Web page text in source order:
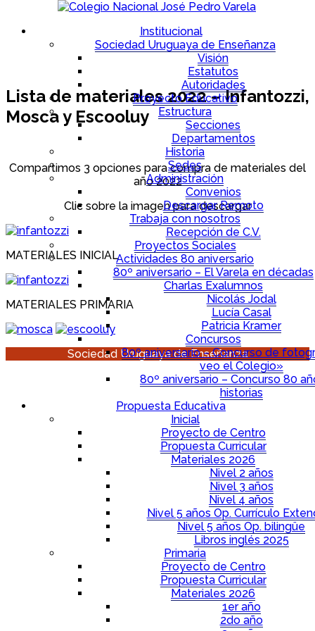
Institucional
Sociedad Uruguaya de Enseñanza
Visión
Estatutos
Autoridades
Proyecto Educativo
Estructura
Secciones
Departamentos
Historia
Sedes
Administración
Convenios
Descargar Remoto
Trabaja con nosotros
Recepción de C.V.
Proyectos Sociales
Actividades 80 aniversario
80º aniversario – El Varela en décadas
Charlas Exalumnos
Nicolás Jodal
Lucía Casal
Patricia Kramer
Concursos
80º aniversario – Concurso de
veo el Colegio»
80º aniversario – Concurso 80
historias
Propuesta Educativa
Inicial
Proyecto de Centro
Propuesta Curricular
Materiales 2026
Nivel 2 años
Nivel 3 años
Nivel 4 años
Nivel 5 años Op. Currículo
Nivel 5 años Op. bilingüe
Libros inglés 2025
Primaria
Proyecto de Centro
Propuesta Curricular
Materiales 2026
1er año
2do año
Lista de materiales 2022 – Infantozzi,
Mosca y Escooluy
Compartimos 3 opciones para compra de materiales del
año 2022
Clic sobre la imagen para descargar
MATERIALES INICIAL
MATERIALES PRIMARIA
Sociedad Uruguaya de Enseñanza